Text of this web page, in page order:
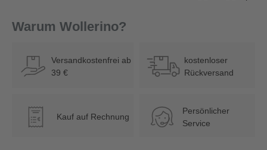
Warum Wollerino?
Versandkostenfrei ab
39 €
kostenloser
Rückversand
€ Kauf auf Rechnung
Persönlicher
Service